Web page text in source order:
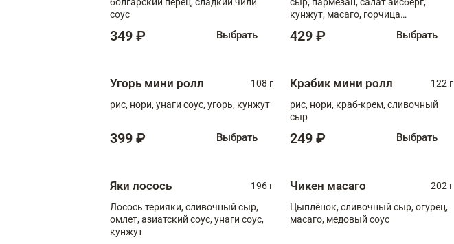
соус
349 ₽ Выбрать
кунжут, масаго, горчица
429 ₽ Выбрать
Угорь мини ролл
108 г
рис, нори, унаги соус, угорь, кунжут
399 ₽ Выбрать
Крабик мини ролл
122 г
рис, нори, краб-крем, сливочный
сыр
249 ₽ Выбрать
Яки лосось
196 г
Лосось терияки, сливочный сыр,
омлет, азиатский соус, унаги соус,
кунжут
Чикен масаго
202 г
Цыплёнок, сливочный сыр, огурец,
масаго, медовый соус